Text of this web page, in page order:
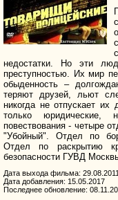
недостатки. Но эти
преступностью. Их мир
обыденность –
теряют друзей, льют
никогда не отпускает их
только
повествования - четыре
"Убойный". Отдел по
Отдел по раскрытию
безопасности ГУВД
Дата выхода фильма:
Дата добавления: 15.05.2017
Последнее обновление: